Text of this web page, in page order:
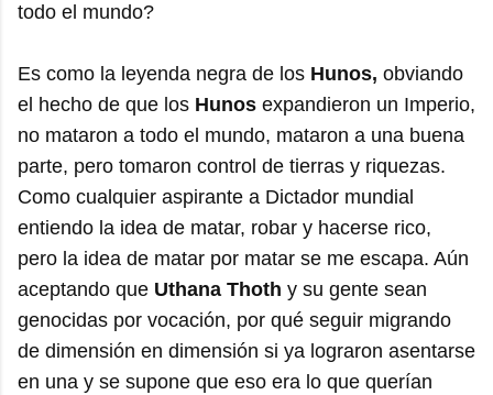
todo el mundo?
Es como la leyenda negra de los Hunos, obviando
el hecho de que los Hunos expandieron un Imperio,
no mataron a todo el mundo, mataron a una buena
parte, pero tomaron control de tierras y riquezas.
Como cualquier aspirante a Dictador mundial
entiendo la idea de matar, robar y hacerse rico,
pero la idea de matar por matar se me escapa. Aún
aceptando que Uthana Thoth y su gente sean
genocidas por vocación, por qué seguir migrando
de dimensión en dimensión si ya lograron asentarse
en una y se supone que eso era lo que querían